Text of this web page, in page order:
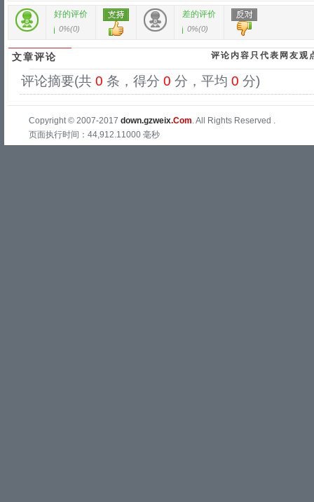
好的评价
0%(0)
差的评价
0%(0)
文章评论 评论内容只代表网友观
评论摘要(共 0 条，得分 0 分，平均 0 分)
Copyright © 2007-2017 down.gzweix.Com. All Rights Reserved .
页面执行时间：44,912.11000 毫秒